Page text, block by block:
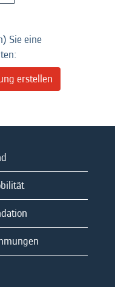
Sie eine
erstellen